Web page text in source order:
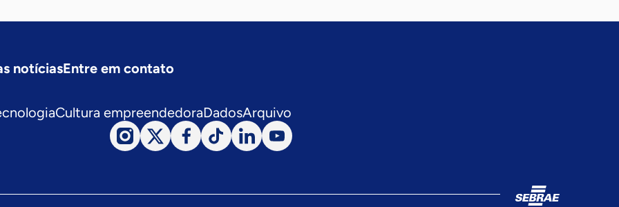
notíciasEntre em contato
Cultura empreendedoraDadosArquivo